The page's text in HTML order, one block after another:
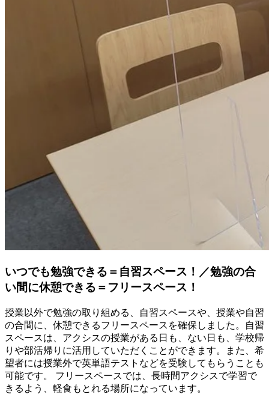
いつでも勉強できる＝自習スペース！／勉強の合
い間に休憩できる＝フリースペース！
授業以外で勉強の取り組める、自習スペースや、授業や自習
の合間に、休憩できるフリースペースを確保しました。自習
スペースは、アクシスの授業がある日も、ない日も、学校帰
りや部活帰りに活用していただくことができます。また、希
望者には授業外で英単語テストなどを受験してもらうことも
可能です。 フリースペースでは、長時間アクシスで学習で
きるよう、軽食もとれる場所になっています。